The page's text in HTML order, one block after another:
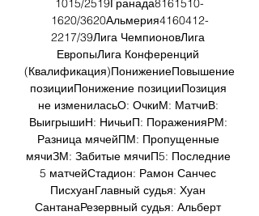
1015/2519Гранада8161510-
1620/3620Альмерия4160412-
2217/39Лига ЧемпионовЛига
ЕвропыЛига Конференций
(Квалификация)ПонижениеПовышение
позицииПонижение позицииПозиция
не измениласьО: ОчкиМ: МатчиВ:
ВыигрышиН: НичьиП: ПораженияРМ:
Разница мячейПМ: Пропущенные
мячиЗМ: Забитые мячиП5: Последние
5 матчейСтадион: Рамон Санчес
ПисхуанГлавный судья: Хуан
СантанаРезервный судья: Альберт